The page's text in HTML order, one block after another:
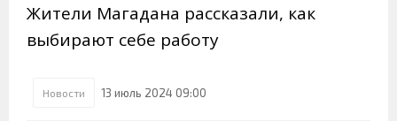
Жители Магадана рассказали, как
выбирают себе работу
Новости 13 июль 2024 09:00